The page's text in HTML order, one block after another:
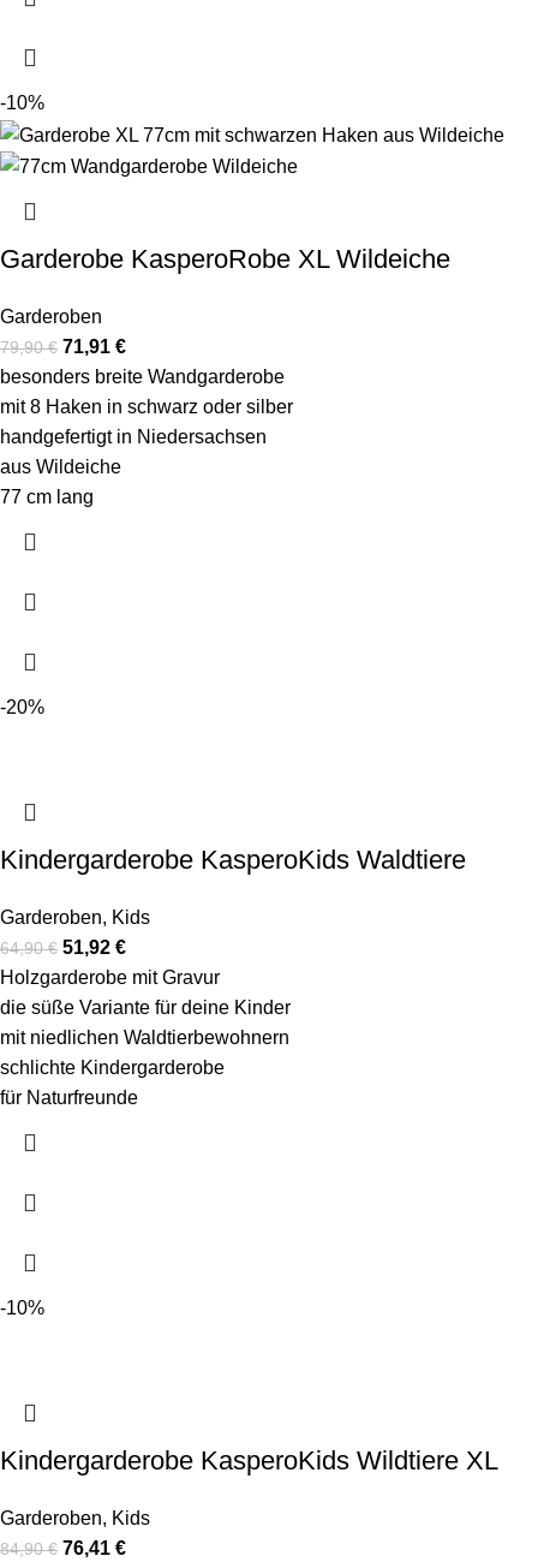
-10%
Garderobe KasperoRobe XL Wildeiche
Garderoben
79,90€ 71,91 €
besonders breite Wandgarderobe
mit 8 Haken in schwarz oder silber
handgefertigt in Niedersachsen
aus Wildeiche
77 cm lang
-20%
Kindergarderobe KasperoKids Waldtiere
Garderoben, Kids
64,90€ 51,92 €
Holzgarderobe mit Gravur
die süße Variante für deine Kinder
mit niedlichen Waldtierbewohnern
schlichte Kindergarderobe
für Naturfreunde
-10%
Kindergarderobe KasperoKids Wildtiere XL
Garderoben, Kids
84,90€ 76,41 €